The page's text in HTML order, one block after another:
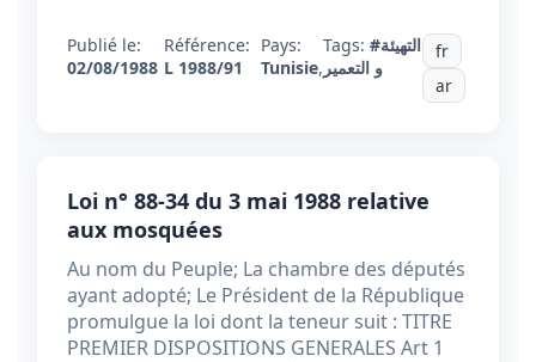
Publié le:
02/08/1988
Référence:
L 1988/91
Pays:
Tunisie,
Tags: #التهيئة
و التعمير
fr
ar
Loi n° 88-34 du 3 mai 1988 relative
aux mosquées
Au nom du Peuple; La chambre des députés
ayant adopté; Le Président de la République
promulgue la loi dont la teneur suit : TITRE
PREMIER DISPOSITIONS GENERALES Art 1